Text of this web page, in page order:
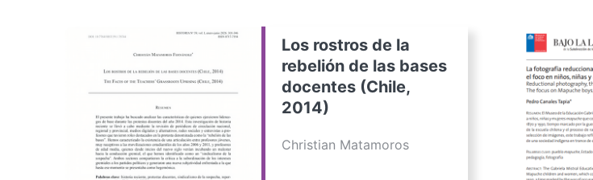
Los rostros de la
rebelión de las bases
docentes (Chile,
2014)
Christian Matamoros